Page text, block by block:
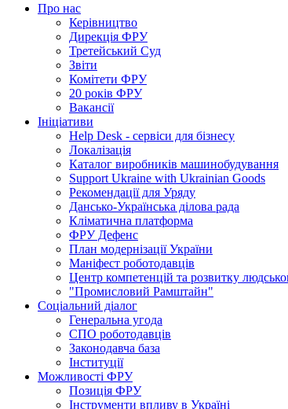
Про нас
Керівництво
Дирекція ФРУ
Третейський Суд
Звіти
Комітети ФРУ
20 років ФРУ
Вакансії
Ініціативи
Help Desk - сервіси для бізнесу
Локалізація
Каталог виробників машинобудування
Support Ukraine with Ukrainian Goods
Рекомендації для Уряду
Дансько-Українська ділова рада
Кліматична платформа
ФРУ Дефенс
План модернізації України
Маніфест роботодавців
Центр компетенцій та розвитку
"Промисловий Рамштайн"
Соціальний діалог
Генеральна угода
СПО роботодавців
Законодавча база
Інституції
Можливості ФРУ
Позиція ФРУ
Інструменти впливу в Україні